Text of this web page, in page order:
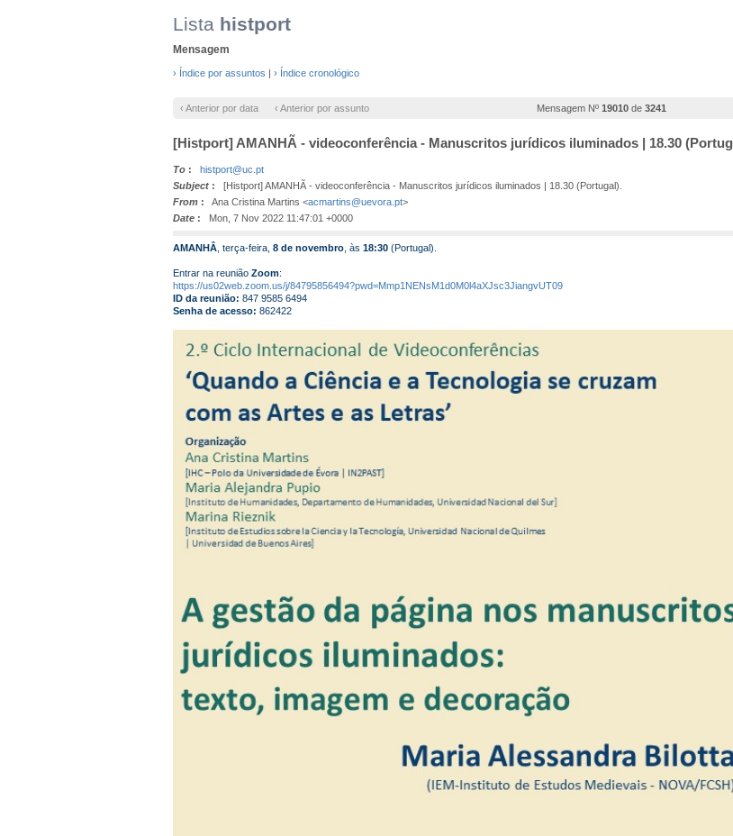
Lista histport
Mensagem
› Índice por assuntos | › Índice cronológico
‹ Anterior por data ‹ Anterior por assunto Mensagem Nº 19010 de 3241
[Histport] AMANHÃ - videoconferência - Manuscritos jurídicos iluminados | 18.30
To :
histport@uc.pt
Subject : [Histport] AMANHÃ - videoconferência - Manuscritos jurídicos iluminados | 18.30 (Portugal).
From : Ana Cristina Martins <acmartins@uevora.pt>
Date : Mon, 7 Nov 2022 11:47:01 +0000
AMANHÂ , terça-feira, 8 de novembro , às 18:30 (Portugal).
Entrar na reunião Zoom:
https://us02web.zoom.us/j/84795856494?pwd=Mmp1NENsM1d0M0l4aXJsc3JiangvUT09
ID da reunião: 847 9585 6494
Senha de acesso: 862422